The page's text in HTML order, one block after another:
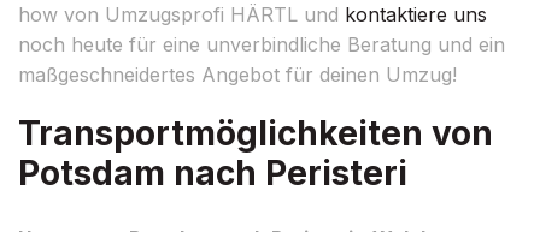
how von Umzugsprofi HÄRTL und kontaktiere uns
noch heute für eine unverbindliche Beratung und ein
maßgeschneidertes Angebot für deinen Umzug!
Transportmöglichkeiten von
Potsdam nach Peristeri